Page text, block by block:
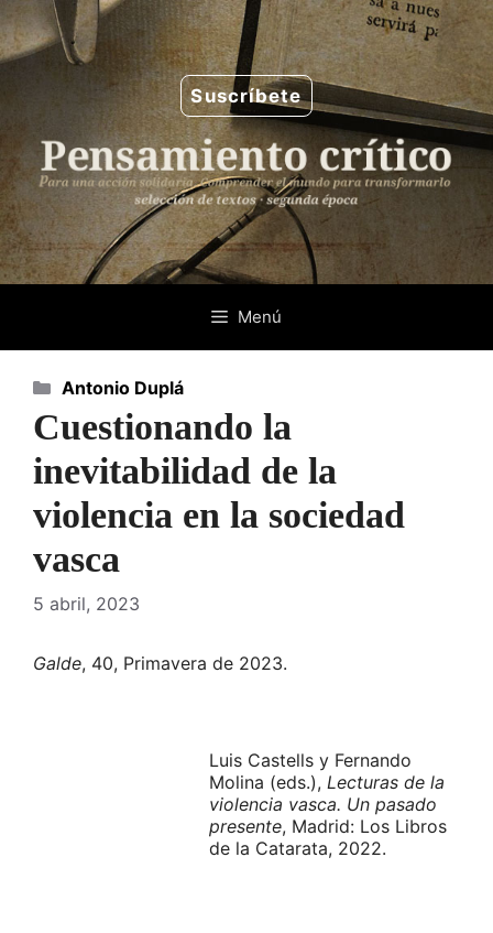
Saltar
al
contenido
Suscríbete
Menú
Cuestionando la
inevitabilidad de la
violencia en la sociedad
vasca
5 abril, 2023
Galde, 40, Primavera de 2023.
Luis Castells y Fernando
Molina (eds.), Lecturas de la
violencia vasca. Un pasado
presente, Madrid: Los Libros
de la Catarata, 2022.
Categorías
Antonio Duplá